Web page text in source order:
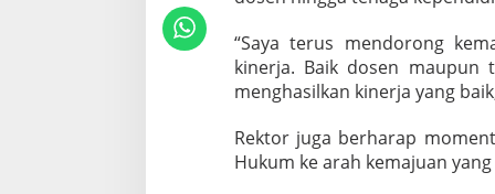
“Saya terus mendorong
kinerja. Baik dosen maupun
menghasilkan kinerja yang
Rektor juga berharap
Hukum ke arah kemajuan